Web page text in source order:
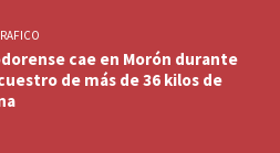
cae en Morón durante
de más de 36 kilos de